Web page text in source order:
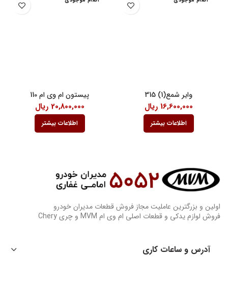
وایر شمع(1) 315
16,600,000 ریال
اطلاعات بیشتر
پیستون ام وی ام 110
20,800,000 ریال
اطلاعات بیشتر
اولین و بزرگترین عاملیت مجاز فروش قطعات مدیران خودرو
فروش لوازم یدکی و قطعات اصلی ام وی ام MVM و چری Chery
آدرس و ساعات کاری